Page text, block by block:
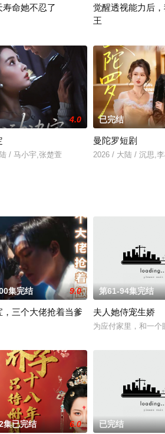
寿命她不忍了
觉醒透视能力后
王
4.0
/ 马小宇,张楚萱
已完结
曼陀罗短剧
2026 / 大陆 / 沉思,
和龙胜文化传媒有限公司开机时间：2026年3
集完结 9.0
，三个大佬抢着当爹
第61-94集完结
夫人她侍宠生娇
为应付家里，和一
集已完结 6.0 已完结